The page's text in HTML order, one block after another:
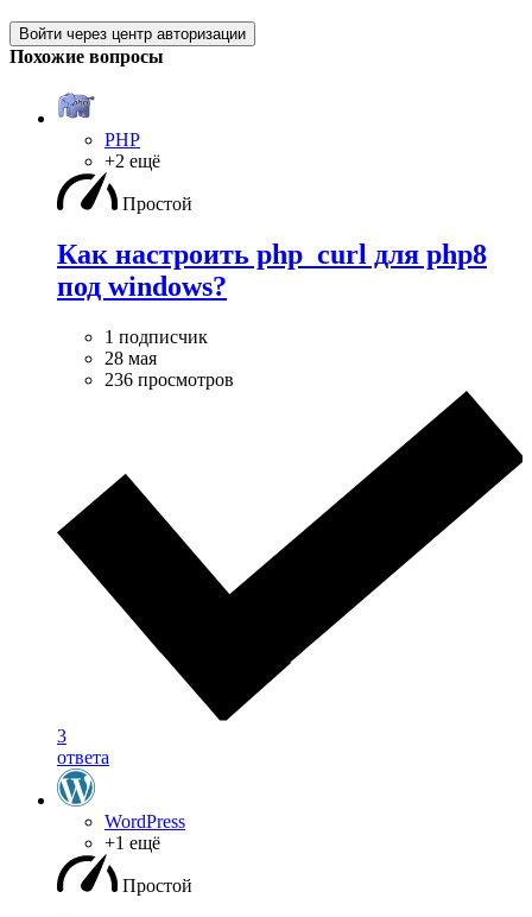
Войти через центр авторизации
Похожие вопросы
PHP
+2 ещё
Простой
Как настроить php_curl для php8
под windows?
1 подписчик
28 мая
236 просмотров
3
ответа
WordPress
+1 ещё
Простой